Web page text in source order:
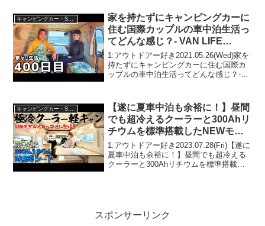
온...
家を持たずにキャンピングカーに
住む国際カップルの車中泊生活っ
てどんな感じ？- VAN LIFE
JAPAN 127
1:アウトドアー好き2021.05.26(Wed)家を
持たずにキャンピングカーに住む国際カ
ップルの車中泊生活ってどんな感じ？-
ー好き2021.05....
キャンピングカー・SUV人気車種
【遂に夏車中泊も余裕に！】昼間
でも超冷えるクーラーと300Ahリ
チウムを標準搭載したNEWモデ
ル軽キャンピングカー『バロッコ
Tパッケージ』が登場！徹底紹介
します！
1:アウトドアー好き2023.07.28(Fri)【遂に
夏車中泊も余裕に！】昼間でも超冷える
クーラーと300Ahリチウムを標準搭載し
スポンサーリンク